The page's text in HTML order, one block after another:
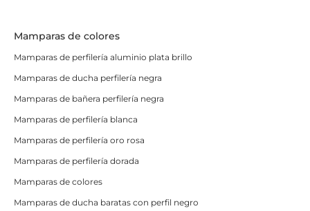
Mamparas de colores
Mamparas de perfilería aluminio plata brillo
Mamparas de ducha perfilería negra
Mamparas de bañera perfilería negra
Mamparas de perfilería blanca
Mamparas de perfilería oro rosa
Mamparas de perfilería dorada
Mamparas de colores
Mamparas de ducha baratas con perfil negro